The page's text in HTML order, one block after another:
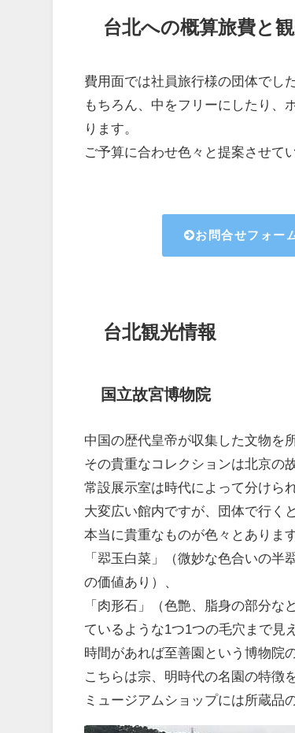
台北への概算旅費と
費用面では社員旅行様の団体でし
もちろん、中をフリーにしたり、
ります。
ご予算に合わせ色々と提案させて
お問合せフォー
台北観光情報
国立故宮博物院
中国の歴代皇帝が収集した文物を
その貴重なコレクションは北京の
常設展示室は時代によって分けら
大変広い館内ですが、団体で行く
本当に貴重なものが色々とありま
「翆玉白菜」（微妙な色合いの
の価値あり）、
「肉形石」（色艶、脂身の部分
ているような1つ1つの毛穴まで見
時間があれば至善園という博物院
こちらは宗、明時代の名園の特徴
ミュージアムショップには所蔵品